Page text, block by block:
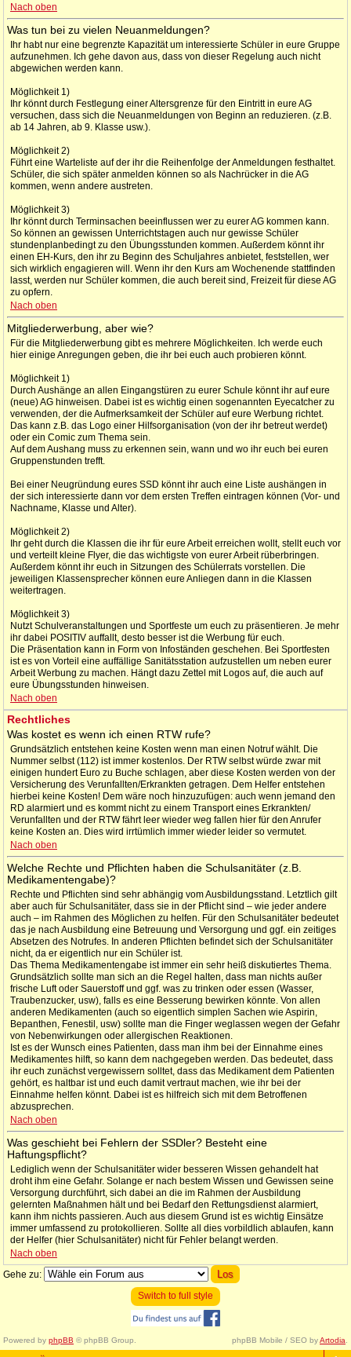
Nach oben
Was tun bei zu vielen Neuanmeldungen?
Ihr habt nur eine begrenzte Kapazität um interessierte Schüler in eure Gruppe
aufzunehmen. Ich gehe davon aus, dass von dieser Regelung auch nicht
abgewichen werden kann.
Möglichkeit 1)
Ihr könnt durch Festlegung einer Altersgrenze für den Eintritt in eure AG
versuchen, dass sich die Neuanmeldungen von Beginn an reduzieren. (z.B.
ab 14 Jahren, ab 9. Klasse usw.).
Möglichkeit 2)
Führt eine Warteliste auf der ihr die Reihenfolge der Anmeldungen festhaltet.
Schüler, die sich später anmelden können so als Nachrücker in die AG
kommen, wenn andere austreten.
Möglichkeit 3)
Ihr könnt durch Terminsachen beeinflussen wer zu eurer AG kommen kann.
So können an gewissen Unterrichtstagen auch nur gewisse Schüler
stundenplanbedingt zu den Übungsstunden kommen. Außerdem könnt ihr
einen EH-Kurs, den ihr zu Beginn des Schuljahres anbietet, feststellen, wer
sich wirklich engagieren will. Wenn ihr den Kurs am Wochenende stattfinden
lasst, werden nur Schüler kommen, die auch bereit sind, Freizeit für diese AG
zu opfern.
Nach oben
Mitgliederwerbung, aber wie?
Für die Mitgliederwerbung gibt es mehrere Möglichkeiten. Ich werde euch
hier einige Anregungen geben, die ihr bei euch auch probieren könnt.
Möglichkeit 1)
Durch Aushänge an allen Eingangstüren zu eurer Schule könnt ihr auf eure
(neue) AG hinweisen. Dabei ist es wichtig einen sogenannten Eyecatcher zu
verwenden, der die Aufmerksamkeit der Schüler auf eure Werbung richtet.
Das kann z.B. das Logo einer Hilfsorganisation (von der ihr betreut werdet)
oder ein Comic zum Thema sein.
Auf dem Aushang muss zu erkennen sein, wann und wo ihr euch bei euren
Gruppenstunden trefft.
Bei einer Neugründung eures SSD könnt ihr auch eine Liste aushängen in
der sich interessierte dann vor dem ersten Treffen eintragen können (Vor- und
Nachname, Klasse und Alter).
Möglichkeit 2)
Ihr geht durch die Klassen die ihr für eure Arbeit erreichen wollt, stellt euch vor
und verteilt kleine Flyer, die das wichtigste von eurer Arbeit rüberbringen.
Außerdem könnt ihr euch in Sitzungen des Schülerrats vorstellen. Die
jeweiligen Klassensprecher können eure Anliegen dann in die Klassen
weitertragen.
Möglichkeit 3)
Nutzt Schulveranstaltungen und Sportfeste um euch zu präsentieren. Je mehr
ihr dabei POSITIV auffallt, desto besser ist die Werbung für euch.
Die Präsentation kann in Form von Infoständen geschehen. Bei Sportfesten
ist es von Vorteil eine auffällige Sanitätsstation aufzustellen um neben eurer
Arbeit Werbung zu machen. Hängt dazu Zettel mit Logos auf, die auch auf
eure Übungsstunden hinweisen.
Nach oben
Rechtliches
Was kostet es wenn ich einen RTW rufe?
Grundsätzlich entstehen keine Kosten wenn man einen Notruf wählt. Die
Nummer selbst (112) ist immer kostenlos. Der RTW selbst würde zwar mit
einigen hundert Euro zu Buche schlagen, aber diese Kosten werden von der
Versicherung des Verunfallten/Erkrankten getragen. Dem Helfer entstehen
hierbei keine Kosten! Dem wäre noch hinzuzufügen: auch wenn jemand den
RD alarmiert und es kommt nicht zu einem Transport eines Erkrankten/
Verunfallten und der RTW fährt leer wieder weg fallen hier für den Anrufer
keine Kosten an. Dies wird irrtümlich immer wieder leider so vermutet.
Nach oben
Welche Rechte und Pflichten haben die Schulsanitäter (z.B.
Medikamentengabe)?
Rechte und Pflichten sind sehr abhängig vom Ausbildungsstand. Letztlich gilt
aber auch für Schulsanitäter, dass sie in der Pflicht sind – wie jeder andere
auch – im Rahmen des Möglichen zu helfen. Für den Schulsanitäter bedeutet
das je nach Ausbildung eine Betreuung und Versorgung und ggf. ein zeitiges
Absetzen des Notrufes. In anderen Pflichten befindet sich der Schulsanitäter
nicht, da er eigentlich nur ein Schüler ist.
Das Thema Medikamentengabe ist immer ein sehr heiß diskutiertes Thema.
Grundsätzlich sollte man sich an die Regel halten, dass man nichts außer
frische Luft oder Sauerstoff und ggf. was zu trinken oder essen (Wasser,
Traubenzucker, usw), falls es eine Besserung bewirken könnte. Von allen
anderen Medikamenten (auch so eigentlich simplen Sachen wie Aspirin,
Bepanthen, Fenestil, usw) sollte man die Finger weglassen wegen der Gefahr
von Nebenwirkungen oder allergischen Reaktionen.
Ist es der Wunsch eines Patienten, dass man ihm bei der Einnahme eines
Medikamentes hilft, so kann dem nachgegeben werden. Das bedeutet, dass
ihr euch zunächst vergewissern solltet, dass das Medikament dem Patienten
gehört, es haltbar ist und euch damit vertraut machen, wie ihr bei der
Einnahme helfen könnt. Dabei ist es hilfreich sich mit dem Betroffenen
abzusprechen.
Nach oben
Was geschieht bei Fehlern der SSDler? Besteht eine
Haftungspflicht?
Lediglich wenn der Schulsanitäter wider besseren Wissen gehandelt hat
droht ihm eine Gefahr. Solange er nach bestem Wissen und Gewissen seine
Versorgung durchführt, sich dabei an die im Rahmen der Ausbildung
gelernten Maßnahmen hält und bei Bedarf den Rettungsdienst alarmiert,
kann ihm nichts passieren. Auch aus diesem Grund ist es wichtig Einsätze
immer umfassend zu protokollieren. Sollte all dies vorbildlich ablaufen, kann
der Helfer (hier Schulsanitäter) nicht für Fehler belangt werden.
Nach oben
Gehe zu:
Switch to full style
Powered by phpBB © phpBB Group. phpBB Mobile / SEO byArtodia